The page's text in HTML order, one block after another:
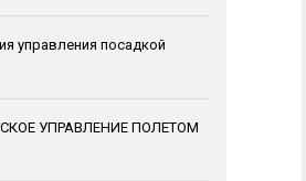
управления посадкой
УПРАВЛЕНИЕ ПОЛЕТОМ